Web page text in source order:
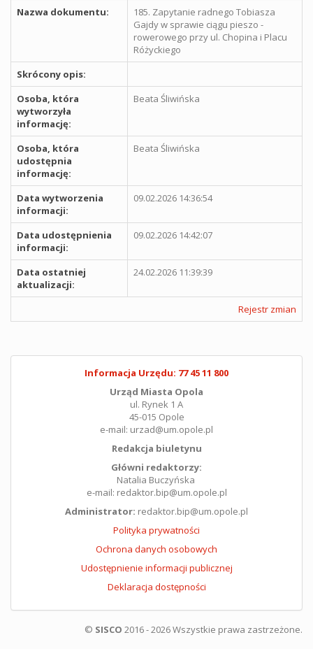
Nazwa dokumentu:
185. Zapytanie radnego Tobiasza
Gajdy w sprawie ciągu pieszo -
rowerowego przy ul. Chopina i Placu
Różyckiego
Skrócony opis:
Osoba, która
wytworzyła
informację:
Beata Śliwińska
Osoba, która
udostępnia
informację:
Beata Śliwińska
Data wytworzenia
informacji:
09.02.2026 14:36:54
Data udostępnienia
informacji:
09.02.2026 14:42:07
Data ostatniej
aktualizacji:
24.02.2026 11:39:39
Rejestr zmian
Informacja Urzędu: 77 45 11 800
Urząd Miasta Opola
ul. Rynek 1 A
45-015 Opole
e-mail: urzad@um.opole.pl
Redakcja biuletynu
Główni redaktorzy:
Natalia Buczyńska
e-mail: redaktor.bip@um.opole.pl
Administrator: redaktor.bip@um.opole.pl
Polityka prywatności
Ochrona danych osobowych
Udostępnienie informacji publicznej
Deklaracja dostępności
© SISCO 2016 - 2026 Wszystkie prawa zastrzeżone.